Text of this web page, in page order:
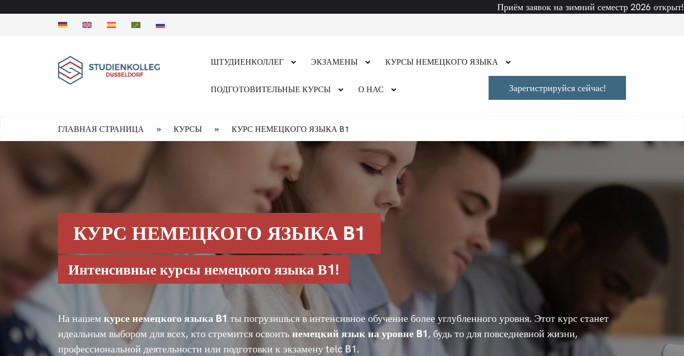
Приём заявок на зимний семестр 2026 открыт! Начало
ШТУДИЕНКОЛЛЕГ ЭКЗАМЕНЫ КУРСЫ НЕМЕЦКОГО ЯЗЫКА
ПОДГОТОВИТЕЛЬНЫЕ КУРСЫ О НАС Зарегистрируйся сейчас!
ГЛАВНАЯ СТРАНИЦА » КУРСЫ » КУРС НЕМЕЦКОГО ЯЗЫКА B1
КУРС НЕМЕЦКОГО ЯЗЫКА B1
Интенсивные курсы немецкого языка В1!
На нашем курсе немецкого языка B1 ты погрузишься в интенсивное обучение более углубленного уровня. Этот курс станет
идеальным выбором для всех, кто стремится освоитьнемецкий язык на уровне B1, будь то для повседневной жизни,
профессиональной деятельности или подготовки к экзамену telc B1.